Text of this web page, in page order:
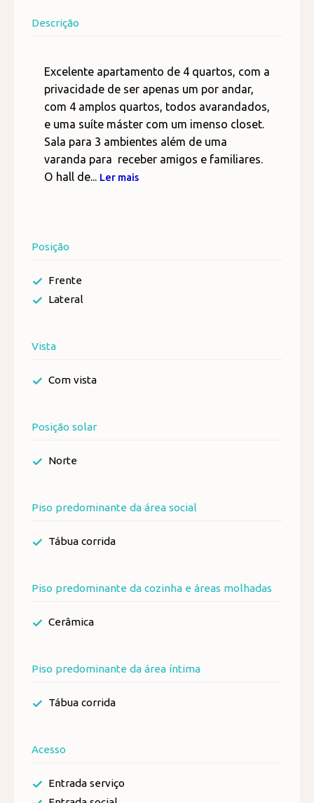
Descrição
Excelente apartamento de 4 quartos, com a
privacidade de ser apenas um por andar,
com 4 amplos quartos, todos avarandados,
e uma suíte máster com um imenso closet.
Sala para 3 ambientes além de uma
varanda para receber amigos e familiares.
O hall de... Ler mais
Posição
Frente
Lateral
Vista
Com vista
Posição solar
Norte
Piso predominante da área social
Tábua corrida
Piso predominante da cozinha e áreas molhadas
Cerâmica
Piso predominante da área íntima
Tábua corrida
Acesso
Entrada serviço